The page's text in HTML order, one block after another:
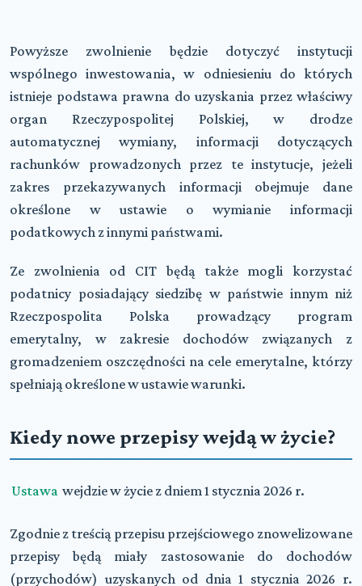
Powyższe zwolnienie będzie dotyczyć instytucji
wspólnego inwestowania, w odniesieniu do których
istnieje podstawa prawna do uzyskania przez właściwy
organ Rzeczypospolitej Polskiej, w drodze
automatycznej wymiany, informacji dotyczących
rachunków prowadzonych przez te instytucje, jeżeli
zakres przekazywanych informacji obejmuje dane
określone w ustawie o wymianie informacji
podatkowych z innymi państwami.
Ze zwolnienia od CIT będą także mogli korzystać
podatnicy posiadający siedzibę w państwie innym niż
Rzeczpospolita Polska prowadzący program
emerytalny, w zakresie dochodów związanych z
gromadzeniem oszczędności na cele emerytalne, którzy
spełniają określone w ustawie warunki.
Kiedy nowe przepisy wejdą w życie?
Ustawa wejdzie w życie z dniem 1 stycznia 2026 r.
Zgodnie z treścią przepisu przejściowego znowelizowane
przepisy będą miały zastosowanie do dochodów
(przychodów) uzyskanych od dnia 1 stycznia 2026 r.